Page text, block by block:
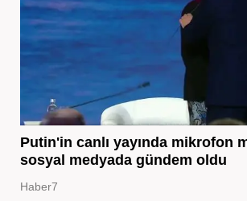
Putin'in canlı yayında mikrofon
sosyal medyada gündem oldu
Haber7